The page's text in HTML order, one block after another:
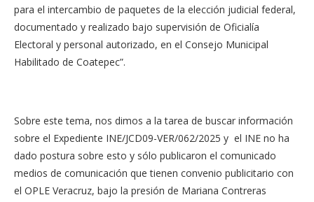
para el intercambio de paquetes de la elección judicial federal,
documentado y realizado bajo supervisión de Oficialía
Electoral y personal autorizado, en el Consejo Municipal
Habilitado de Coatepec”.
Sobre este tema, nos dimos a la tarea de buscar información
sobre el Expediente INE/JCD09-VER/062/2025 y el INE no ha
dado postura sobre esto y sólo publicaron el comunicado
medios de comunicación que tienen convenio publicitario con
el OPLE Veracruz, bajo la presión de Mariana Contreras